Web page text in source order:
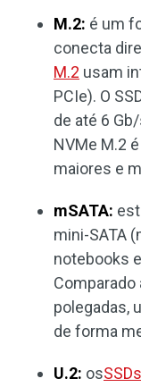
M.2: é um
conecta
M.2 usam
PCIe). O
de até 6
NVMe M.2
maiores e
mSATA:
mini-SATA
notebooks
Comparado
polegadas,
de forma
U.2: os